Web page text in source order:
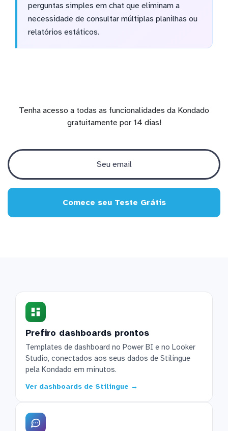
perguntas simples em chat que eliminam a
necessidade de consultar múltiplas planilhas ou
relatórios estáticos.
Tenha acesso a todas as funcionalidades da Kondado
gratuitamente por 14 dias!
Comece seu Teste Grátis
Prefiro dashboards prontos
Templates de dashboard no Power BI e no Looker
Studio, conectados aos seus dados de Stilingue
pela Kondado em minutos.
Ver dashboards de Stilingue →